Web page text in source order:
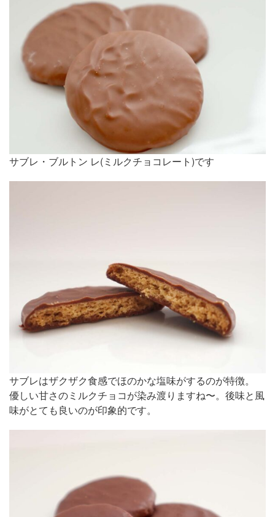
サブレ・ブルトン レ(ミルクチョコレート)です
サブレはザクザク食感でほのかな塩味がするのが特徴。
優しい甘さのミルクチョコが染み渡りますね〜。後味と風
味がとても良いのが印象的です。